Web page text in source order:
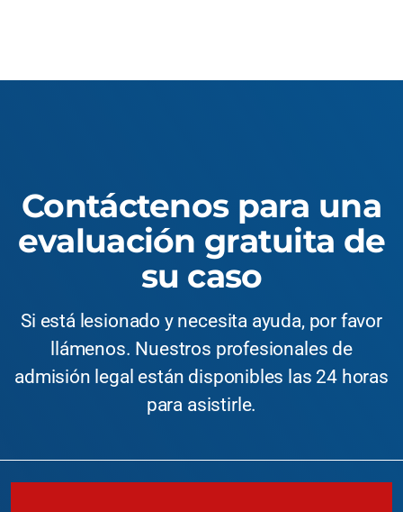
Contáctenos para una
evaluación gratuita de
su caso
Si está lesionado y necesita ayuda, por favor
llámenos. Nuestros profesionales de
admisión legal están disponibles las 24 horas
para asistirle.